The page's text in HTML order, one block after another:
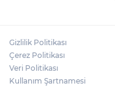
Gizlilik Politikası
Çerez Politikası
Veri Politikası
Kullanım Şartnamesi